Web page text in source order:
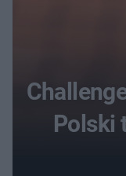
Polski